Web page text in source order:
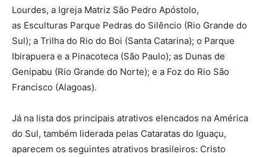
Lourdes, a Igreja Matriz São Pedro Apóstolo,
as Esculturas Parque Pedras do Silêncio (Rio Grande do
Sul); a Trilha do Rio do Boi (Santa Catarina); o Parque
Ibirapuera e a Pinacoteca (São Paulo); as Dunas de
Genipabu (Rio Grande do Norte); e a Foz do Rio São
Francisco (Alagoas).
Já na lista dos principais atrativos elencados na América
do Sul, também liderada pelas Cataratas do Iguaçu,
aparecem os seguintes atrativos brasileiros: Cristo